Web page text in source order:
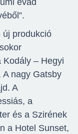
új produkció
Kodály – Hegyi
nagy Gatsby
A
a
és a Szirének
a Hotel Sunset,